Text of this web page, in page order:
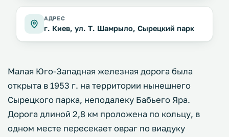
АДРЕС
г. Киев, ул. Т. Шамрыло, Сырецкий парк
Малая Юго-Западная железная дорога была
открыта в 1953 г. на территории нынешнего
Сырецкого парка, неподалеку Бабьего Яра.
Дорога длиной 2,8 км проложена по кольцу, в
одном месте пересекает овраг по виадуку